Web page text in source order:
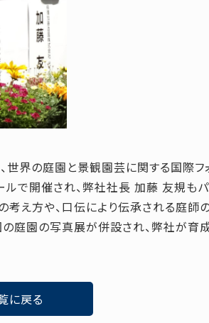
世界の庭園と景観園芸に関する国際
で開催され、弊社社長 加藤 友規もパ
え方や、口伝により伝承される庭師
の庭園の写真展が併設され、弊社が
に戻る